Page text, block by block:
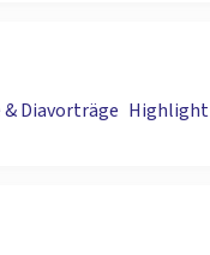
& Diavorträge Highlight